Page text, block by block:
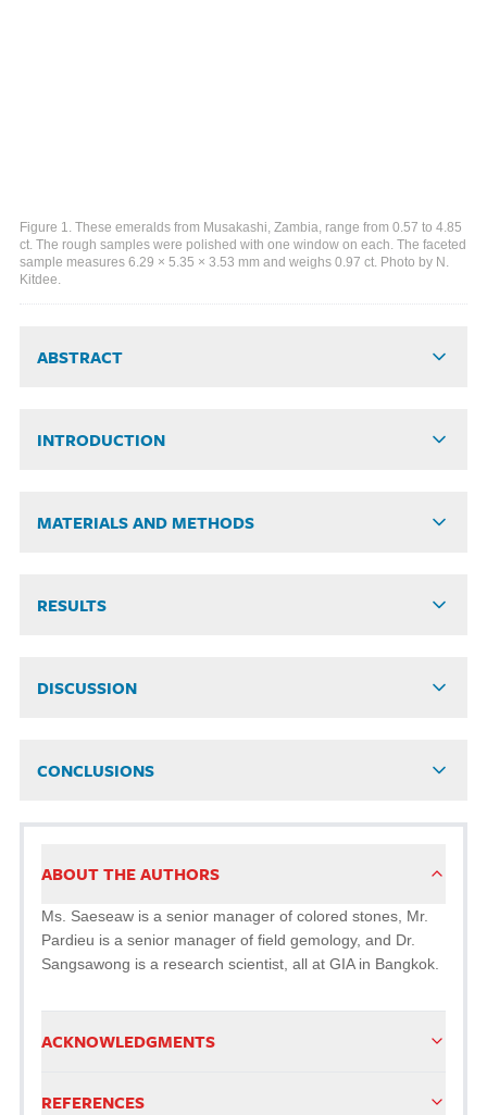
Figure 1. These emeralds from Musakashi, Zambia, range from 0.57 to 4.85
ct. The rough samples were polished with one window on each. The faceted
sample measures 6.29 × 5.35 × 3.53 mm and weighs 0.97 ct. Photo by N.
Kitdee.
ABSTRACT
INTRODUCTION
MATERIALS AND METHODS
RESULTS
DISCUSSION
CONCLUSIONS
ABOUT THE AUTHORS
Ms. Saeseaw is a senior manager of colored stones, Mr.
Pardieu is a senior manager of field gemology, and Dr.
Sangsawong is a research scientist, all at GIA in Bangkok.
ACKNOWLEDGMENTS
REFERENCES